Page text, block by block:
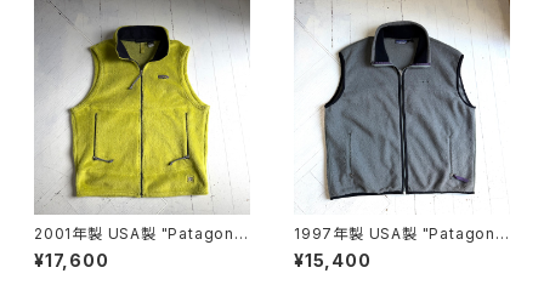
2001年製 USA製 "Patagoni
a" R2 vest
¥17,600
1997年製 USA製 "Patagoni
a" synchilla vest
¥15,400